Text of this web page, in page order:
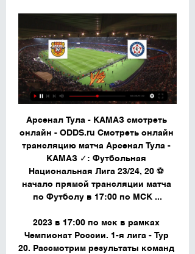
Арсенал Тула - КАМАЗ смотреть
онлайн - ODDS.ru Смотреть онлайн
трансляцию матча Арсенал Тула -
КАМАЗ ✓: Футбольная
Национальная Лига 23/24, 20 ⚽
начало прямой трансляции матча
по Футболу в 17:00 по МСК ...
2023 в 17:00 по мск в рамках
Чемпионат России. 1-я лига - Тур
20. Рассмотрим результаты команд